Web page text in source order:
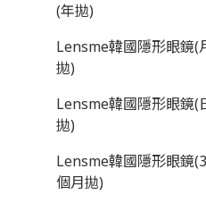
(年拋)
Lensme韓國隱形眼鏡(
拋)
Lensme韓國隱形眼鏡(
拋)
Lensme韓國隱形眼鏡
個月拋)